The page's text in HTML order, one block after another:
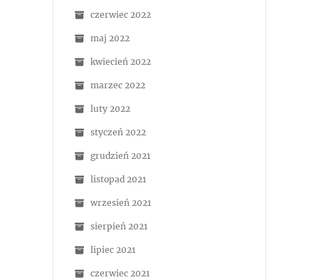
czerwiec 2022
maj 2022
kwiecień 2022
marzec 2022
luty 2022
styczeń 2022
grudzień 2021
listopad 2021
wrzesień 2021
sierpień 2021
lipiec 2021
czerwiec 2021